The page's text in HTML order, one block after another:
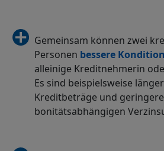
Gemeinsam können zwei
Personen bessere
alleinige Kreditnehmerin
Es sind beispielsweise
Kreditbeträge und
bonitätsabhängigen